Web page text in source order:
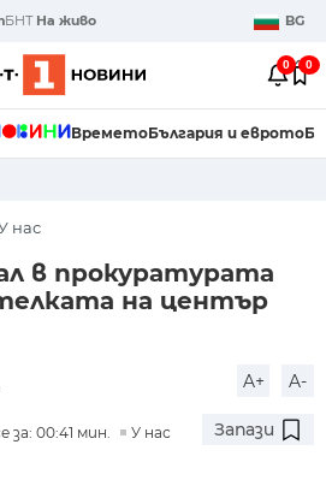
БНТ На живо BG
0 0
ВреметоБългария и еврото
нас
в прокуратурата
на център
A+ A-
за: 00:41 мин. У нас Запази